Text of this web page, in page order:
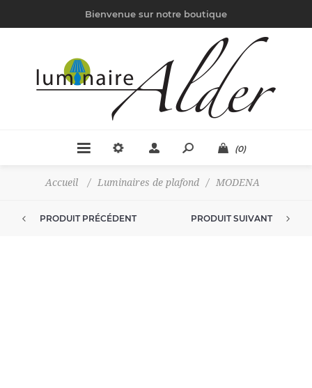
Bienvenue sur notre boutique
(0)
Accueil / Luminaires de plafond / MODENA
PRODUIT PRÉCÉDENT PRODUIT SUIVANT